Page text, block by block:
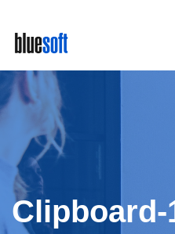
main
content
Clipboard-